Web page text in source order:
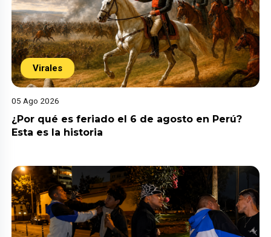
Virales
05 Ago 2026
¿Por qué es feriado el 6 de agosto en Perú?
Esta es la historia